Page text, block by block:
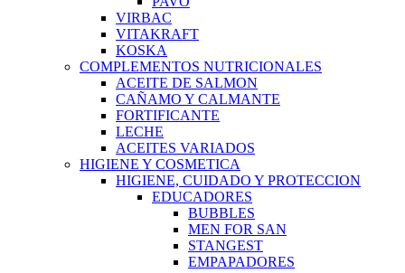
VIRBAC
VITAKRAFT
KOSKA
COMPLEMENTOS NUTRICIONALES
ACEITE DE SALMON
CAÑAMO Y CALMANTE
FORTIFICANTE
LECHE
ACEITES VARIADOS
HIGIENE Y COSMETICA
HIGIENE, CUIDADO Y PROTECCION
EDUCADORES
BUBBLES
MEN FOR SAN
STANGEST
EMPAPADORES